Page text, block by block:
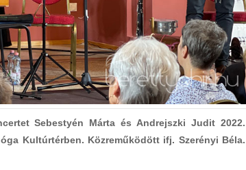
Sebestyén Márta és Andrejszki Judit 2022.
Kultúrtérben. Közreműködött ifj. Szerényi Béla.